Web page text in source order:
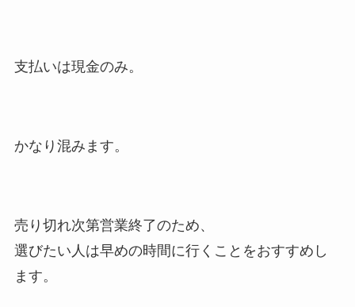
支払いは現金のみ。
かなり混みます。
売り切れ次第営業終了のため、
選びたい人は早めの時間に行くことをおすすめし
ます。